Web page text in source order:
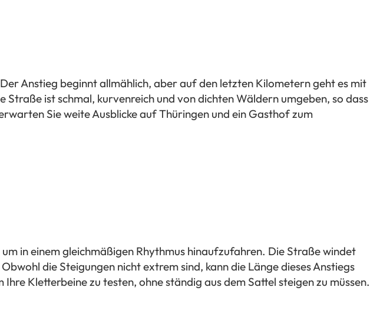
Anstieg beginnt allmählich, aber auf den letzten Kilometern geht es mit
Straße ist schmal, kurvenreich und von dichten Wäldern umgeben, so dass
Sie weite Ausblicke auf Thüringen und ein Gasthof zum
in einem gleichmäßigen Rhythmus hinaufzufahren. Die Straße windet
die Steigungen nicht extrem sind, kann die Länge dieses Anstiegs
Kletterbeine zu testen, ohne ständig aus dem Sattel steigen zu müssen.